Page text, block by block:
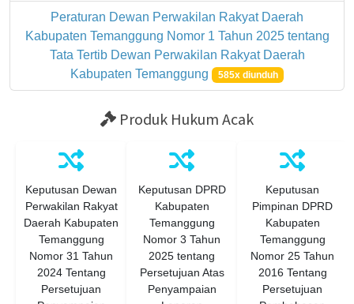
Peraturan Dewan Perwakilan Rakyat Daerah
Kabupaten Temanggung Nomor 1 Tahun 2025 tentang
Tata Tertib Dewan Perwakilan Rakyat Daerah
Kabupaten Temanggung
585x diunduh
Produk Hukum Acak
Keputusan Dewan
Perwakilan Rakyat
Daerah Kabupaten
Temanggung
Nomor 31 Tahun
2024 Tentang
Persetujuan
Keputusan DPRD
Kabupaten
Temanggung
Nomor 3 Tahun
2025 tentang
Persetujuan Atas
Penyampaian
Keputusan
Pimpinan DPRD
Kabupaten
Temanggung
Nomor 25 Tahun
2016 Tentang
Persetujuan